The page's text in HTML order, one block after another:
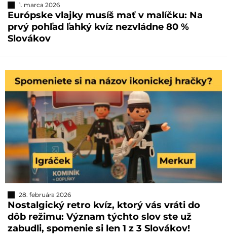
1. marca 2026
Európske vlajky musíš mať v malíčku: Na
prvý pohľad ľahký kvíz nezvládne 80 %
Slovákov
28. februára 2026
Nostalgický retro kvíz, ktorý vás vráti do
dôb režimu: Význam týchto slov ste už
zabudli, spomenie si len 1 z 3 Slovákov!